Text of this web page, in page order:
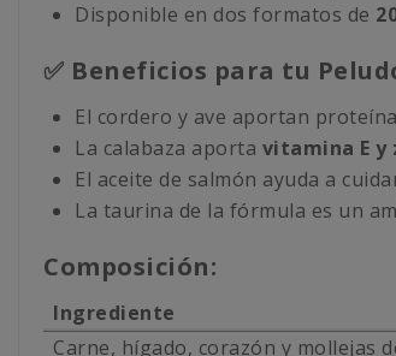
Disponible en dos formatos de
✅ Beneficios para tu
El cordero y ave aportan
La calabaza aporta vitamina E y
El aceite de salmón ayuda a
La taurina de la fórmula es un
Composición:
Ingrediente
Carne, hígado, corazón y mollejas